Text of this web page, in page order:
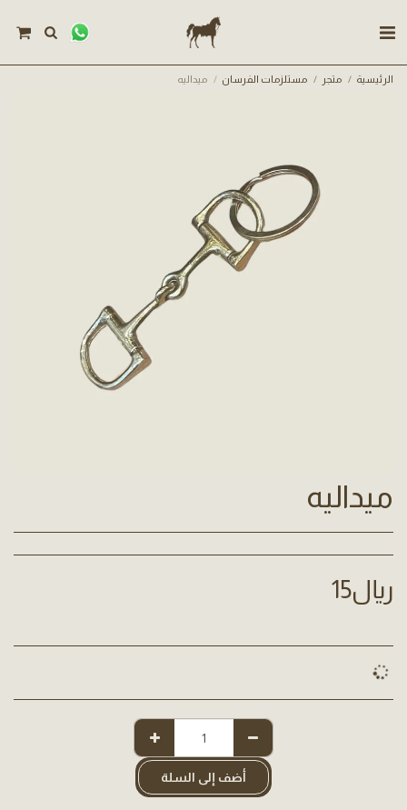
الرئيسية متجر مستلزمات الفرسان ميداليه
ميداليه
﷼15
أضف إلى السلة